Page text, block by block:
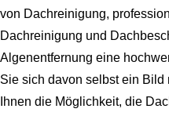
von Dachreinigung,
Dachreinigung und
Algenentfernung eine
Sie sich davon selbst ein
Ihnen die Möglichkeit, die